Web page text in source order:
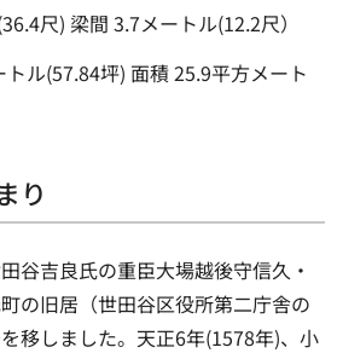
尺) 梁間 3.7メートル(12.2尺）
ル(57.84坪) 面積 25.9平方メート
り
谷吉良氏の重臣大場越後守信久・
の旧居（世田谷区役所第二庁舎の
移しました。天正6年(1578年)、小